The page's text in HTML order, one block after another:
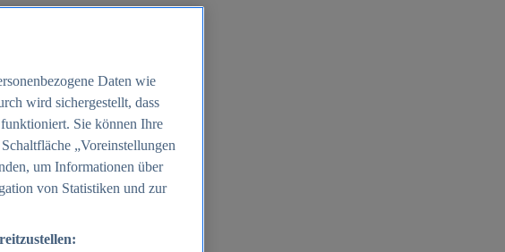
Daten wie
wird sichergestellt, dass
Sie können Ihre
„Voreinstellungen
um Informationen über
von Statistiken und zur